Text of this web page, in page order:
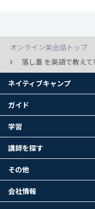
オンライン英会話トップ
落し蓋 を英語で教えて!
ネイティブキャンプ
ガイド
学習
講師を探す
その他
会社情報